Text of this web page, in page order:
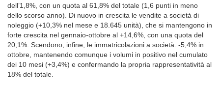
dell’1,8%, con un quota al 61,8% del totale (1,6 punti in meno
dello scorso anno). Di nuovo in crescita le vendite a società di
noleggio (+10,3% nel mese e 18.645 unità), che si mantengono in
forte crescita nel gennaio-ottobre al +14,6%, con una quota del
20,1%. Scendono, infine, le immatricolazioni a società: -5,4% in
ottobre, mantenendo comunque i volumi in positivo nel cumulato
dei 10 mesi (+3,4%) e confermando la propria rappresentatività al
18% del totale.